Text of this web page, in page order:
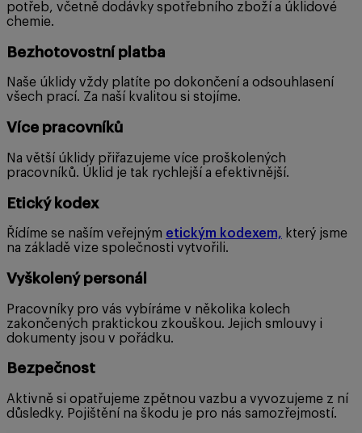
potřeb, včetně dodávky spotřebního zboží a úklidové
chemie.
Bezhotovostní platba
Naše úklidy vždy platíte po dokončení a odsouhlasení
všech prací. Za naší kvalitou si stojíme.
Více pracovníků
Na větší úklidy přiřazujeme více proškolených
pracovníků. Úklid je tak rychlejší a efektivnější.
Etický kodex
Řídíme se naším veřejným etickým kodexem, který jsme
na základě vize společnosti vytvořili.
Vyškolený personál
Pracovníky pro vás vybíráme v několika kolech
zakončených praktickou zkouškou. Jejich smlouvy i
dokumenty jsou v pořádku.
Bezpečnost
Aktivně si opatřujeme zpětnou vazbu a vyvozujeme z ní
důsledky. Pojištění na škodu je pro nás samozřejmostí.